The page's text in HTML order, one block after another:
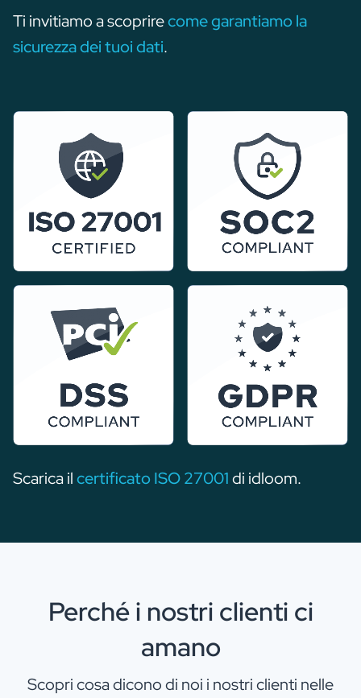
Ti invitiamo a scoprirecome garantiamo la
sicurezza dei tuoi dati.
Scarica ilcertificato ISO 27001di idloom.
Perché i nostri clienti ci
amano
Scopri cosa dicono di noi i nostri clienti nelle